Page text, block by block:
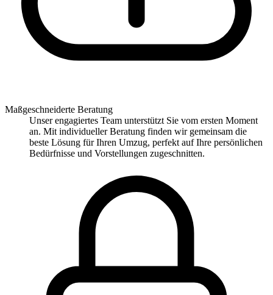
Maßgeschneiderte Beratung
Unser engagiertes Team unterstützt Sie vom ersten Moment
an. Mit individueller Beratung finden wir gemeinsam die
beste Lösung für Ihren Umzug, perfekt auf Ihre persönlichen
Bedürfnisse und Vorstellungen zugeschnitten.